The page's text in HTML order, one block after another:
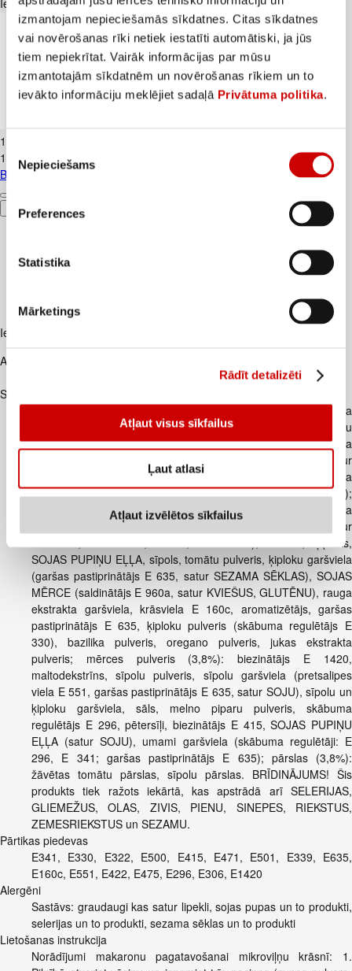
izmantojam nepieciešamās sīkdatnes. Citas sīkdatnes
vai novērošanas rīki netiek iestatīti automātiski, ja jūs
tiem nepiekrītat. Vairāk informācijas par mūsu
izmantotajām sīkdatnēm un novērošanas rīkiem un to
ievākto informāciju meklējiet sadaļā Privātuma politika.
izvēle
Nepieciešams
Preferences
Statistika
Mārketings
Rādīt detalizēti
Atļaut visus sīkfailus
Ļaut atlasi
Atļaut izvēlētos sīkfailus
Iesakām ar
1
1,19€/kg
Banāni CAVENDISH kg
Pievienot
Iesakām ar
Apraksts
Tangle makaroni ar tomātu gabaliņiem
Sastāvdaļas
makaroni (66,7%): KVIEŠU MILTI (satur GLUTĒNU), modificēta
tapiokas ciete, SOJAS PROTEĪNS (satur SOJU), turku zirņu
pulveris, KVIEŠI (satur GLUTĒNU), sāls, saulespuķu eļļa
(emulgatori: E 422, E 322, E 471; antioksidanti E 306, satur
SOJU), skābuma regulētāji: E 501, E 500, E 339; tokoferolu eļļa
(emulgatori: E 422, E 475; antioksidants E 306, satur SOJU);
mērce (25,7%): tomātu pasta (tomāti, ūdens, cukurs, skābuma
regulētājs E 296), ūdens, vistas garšas aromatizētājs (satur
KVIEŠUS, GLUTĒNU, SOJU, SELERIJU), cukurs, ķiploks,
SOJAS PUPIŅU EĻĻA, sīpols, tomātu pulveris, ķiploku garšviela
(garšas pastiprinātājs E 635, satur SEZAMA SĒKLAS), SOJAS
MĒRCE (saldinātājs E 960a, satur KVIEŠUS, GLUTĒNU), rauga
ekstrakta garšviela, krāsviela E 160c, aromatizētājs, garšas
pastiprinātājs E 635, ķiploku pulveris (skābuma regulētājs E
330), bazilika pulveris, oregano pulveris, jukas ekstrakta
pulveris; mērces pulveris (3,8%): biezinātājs E 1420,
maltodekstrīns, sīpolu pulveris, sīpolu garšviela (pretsalipes
viela E 551, garšas pastiprinātājs E 635, satur SOJU), sīpolu un
ķiploku garšviela, sāls, melno piparu pulveris, skābuma
regulētājs E 296, pētersīļi, biezinātājs E 415, SOJAS PUPIŅU
EĻĻA (satur SOJU), umami garšviela (skābuma regulētāji: E
296, E 341; garšas pastiprinātājs E 635); pārslas (3,8%):
žāvētas tomātu pārslas, sīpolu pārslas. BRĪDINĀJUMS! Šis
produkts tiek ražots iekārtā, kas apstrādā arī SELERIJAS,
GLIEMEŽUS, OLAS, ZIVIS, PIENU, SINEPES, RIEKSTUS,
ZEMESRIEKSTUS un SEZAMU.
Pārtikas piedevas
E341, E330, E322, E500, E415, E471, E501, E339, E635,
E160c, E551, E422, E475, E296, E306, E1420
Alergēni
Sastāvs: graudaugi kas satur lipekli, sojas pupas un to produkti,
selerijas un to produkti, sezama sēklas un to produkti
Lietošanas instrukcija
Norādījumi makaronu pagatavošanai mikroviļņu krāsnī: 1.